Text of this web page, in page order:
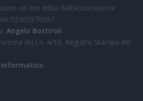
on line edito dall'Associazione
02305570067.
Angelo Bottiroli.
(AL) n. 4/10, Registro Stampa del
Informatico